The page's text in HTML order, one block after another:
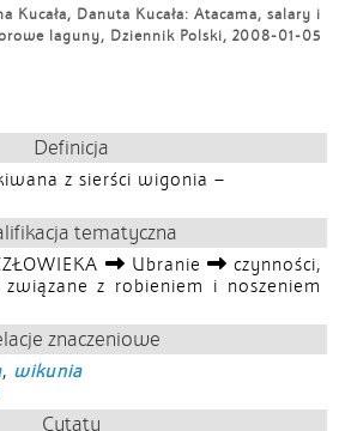
Kucała, Danuta Kucała: Atacama, salary i
laguny, Dziennik Polski, 2008-01-05
Definicja
z sierści wigonia –
tematyczna
Ubranie
czynności,
z robieniem i noszeniem
znaczeniowe
, wikunia
Cytaty